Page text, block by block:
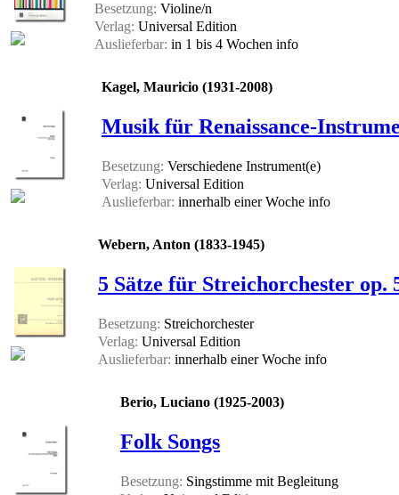
Besetzung: Violine/n
Verlag: Universal Edition
Auslieferbar: in 1 bis 4 Wochen info
Kagel, Mauricio (1931-2008)
Musik für Renaissance-
Besetzung: Verschiedene Instrument(e)
Verlag: Universal Edition
Auslieferbar: innerhalb einer Woche info
Webern, Anton (1833-1945)
5 Sätze für Streichorchester
Besetzung: Streichorchester
Verlag: Universal Edition
Auslieferbar: innerhalb einer Woche info
Berio, Luciano (1925-2003)
Folk Songs
Besetzung: Singstimme mit Begleitung